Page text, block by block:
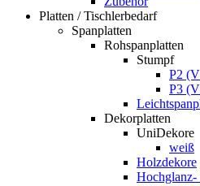
Platten / Tischlerbedarf
Spanplatten
Rohspanplatten
Stumpf
P2
P3
Dekorplatten
UniDekore
weiß
Holzdekore
Hochglanz-